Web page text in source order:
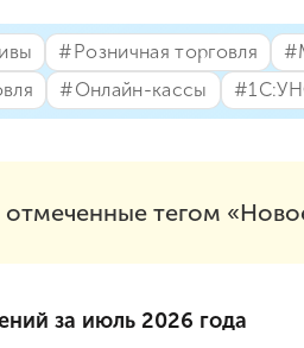
#⁣Розничная торговля
#⁣Онлайн-кассы
отмеченные тегом
за июль 2026 года